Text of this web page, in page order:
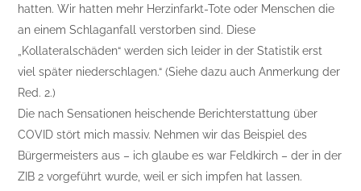
hatten. Wir hatten mehr Herzinfarkt-Tote oder Menschen die
an einem Schlaganfall verstorben sind. Diese
„Kollateralschäden“ werden sich leider in der Statistik erst
viel später niederschlagen.“ (Siehe dazu auch Anmerkung der
Red. 2.)
Die nach Sensationen heischende Berichterstattung über
COVID stört mich massiv. Nehmen wir das Beispiel des
Bürgermeisters aus – ich glaube es war Feldkirch – der in der
ZIB 2 vorgeführt wurde, weil er sich impfen hat lassen.